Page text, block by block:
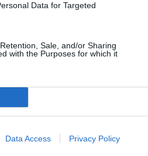
Data for Targeted
Sale, and/or Sharing
with the Purposes for which it
Data Access Privacy Policy